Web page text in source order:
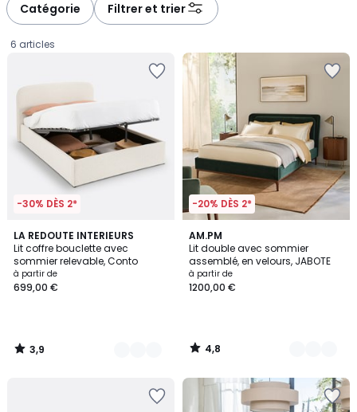
Catégorie Filtrer et trier
6 articles
-30% DÈS 2*
LA REDOUTE INTERIEURS
Lit coffre bouclette avec
sommier relevable, Conto
Prix
à
699,00
€.
à partir de
699,00 €
3,9
/ 5
2
Couleurs
3,9
/
-20% DÈS 2*
AM.PM
Lit double avec sommier
assemblé, en velours, JABOTE
à partir de
1200,00 €
4,8
/ 5
2
Couleurs
4,8
/